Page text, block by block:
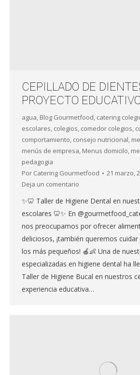
CEPILLADO DE
PROYECTO
agua, Blog Gourmetfood, catering
escolares, colegios, comedor colegios,
comportamiento, consejo nutricional,
menús de empresa, Menus domicilo,
pedagogia
Por Catering Gourmetfood
21 marzo,
Deja un comentario
✨🦷 Taller de Higiene Dental en
escolares 🦷✨ En
nos preocupamos por ofrecer
deliciosos, ¡también queremos
los más pequeños! 🍎👶 Una de
especializadas en higiene dental ha
Taller de Higiene Bucal en nuestros
experiencia educativa…